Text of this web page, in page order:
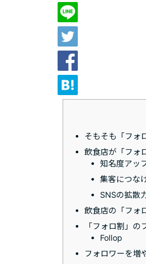
そもそも「フォ
飲食店が「フォ
知名度アッ
集客につな
SNSの拡散
飲食店の「フォ
「フォロ割」の
Follop
フォロワーを増